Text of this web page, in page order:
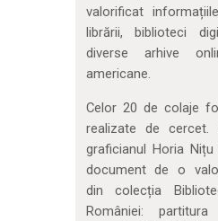
valorificat
librării, biblioteci
diverse arhive
americane.
Celor 20 de colaje
realizate de
graficianul Horia
document de o
din colecția
României: